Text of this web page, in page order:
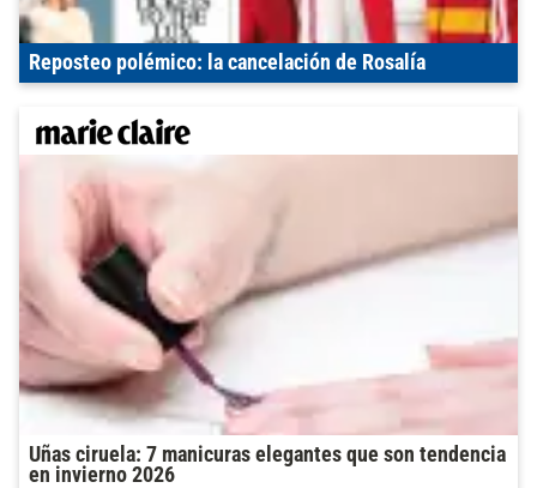
Reposteo polémico: la cancelación de Rosalía
Uñas ciruela: 7 manicuras elegantes que son tendencia
en invierno 2026